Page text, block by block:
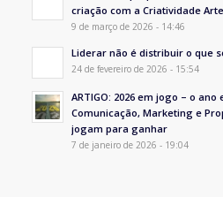
criação com a Criatividade
9 de março de 2026 - 14:46
Liderar não é distribuir o que
24 de fevereiro de 2026 - 15:54
ARTIGO: 2026 em jogo – o ano
Comunicação, Marketing e
jogam para ganhar
7 de janeiro de 2026 - 19:04